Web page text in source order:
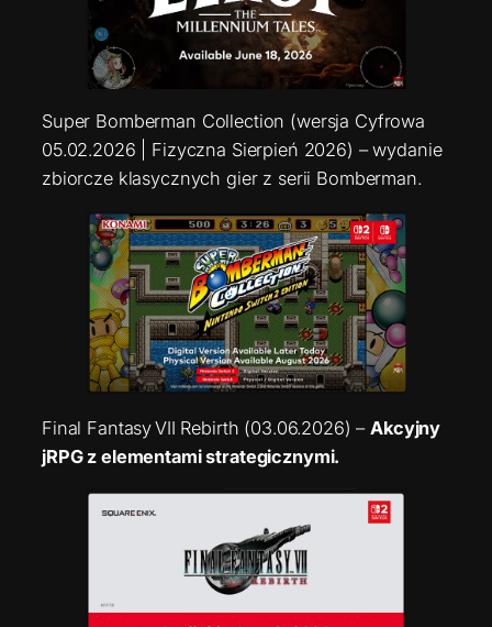
Super Bomberman Collection (wersja Cyfrowa
05.02.2026 | Fizyczna Sierpień 2026) – wydanie
zbiorcze klasycznych gier z serii Bomberman.
Final Fantasy VII Rebirth (03.06.2026) –Akcyjny
jRPG z elementami strategicznymi.